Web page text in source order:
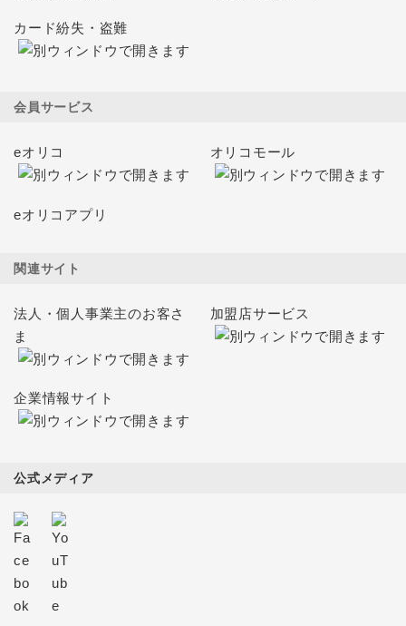
カード紛失・盗難
会員サービス
eオリコ オリコモール
eオリコアプリ
関連サイト
法人・個人事業主のお客さ
ま
加盟店サービス
企業情報サイト
公式メディア